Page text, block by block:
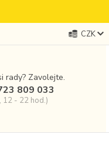
CZK
rady? Zavolejte.
809 033
12 - 22 hod.)